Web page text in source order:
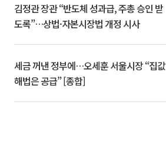
김정관 장관 “반도체 성과급, 주총 승인 받
도록”…상법·자본시장법 개정 시사
세금 꺼낸 정부에…오세훈 서울시장 “집값
해법은 공급” [종합]